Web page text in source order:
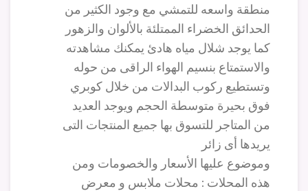
منطقة واسعه للتمشي مع وجود الكثير من
الحدائق الخضراء الممتلئة بالألوان والزهور
كما يوجد شلال مياه هادئ يمكنك مشاهدته
والاستمتاع بنسيم الهواء الراقى من حوله
وتستطيع ركوب البدالات من خلال كوبري
فوق بحيرة متوسطة الحجم ويوجد العديد
من المتاجر للتسوق بها جميع المنتجات التى
يريدها أى زائر
وموضوع عليها الأسعار والخصومات ومن
هذه المحلات : محلات ملابس و معرض